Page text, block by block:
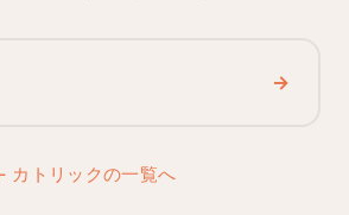
→
カトリックの一覧へ